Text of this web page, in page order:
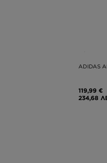
ADIDAS
119,99 €
234,68